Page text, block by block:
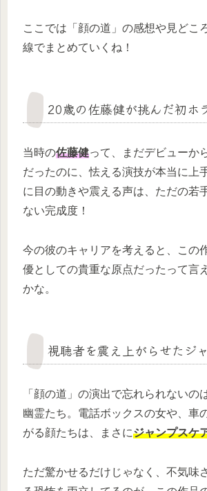
ここでは「顔の道」の感想や見どこ
線でまとめていくね！
20歳の佐藤健が挑んだ初ホ
当時の佐藤健って、まだデビューか
だったのに、怯える演技が本当に上
に目の動きや震える声は、ただの若
ない完成度！
今の彼のキャリアを考えると、この
優としての貴重な原点だったって言
かな。
視聴者を震え上がらせたジ
「顔の道」の演出で忘れられないの
幽霊たち。電話ボックスの女や、車
がる顔たちは、まさにジャンプスケ
ただ驚かせるだけじゃなく、不気味